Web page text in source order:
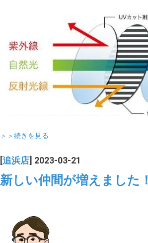
＞＞続きを見る
追浜店 ] 2023-03-21
新しい仲間が増えました！